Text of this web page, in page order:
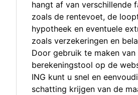
hangt af van verschillende
zoals de rentevoet, de
hypotheek en eventuele
zoals verzekeringen en
Door gebruik te maken van
berekeningstool op de
ING kunt u snel en
schatting krijgen van de